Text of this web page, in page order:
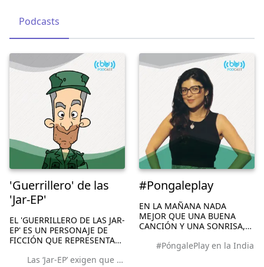
Podcasts
'Guerrillero' de las
'Jar-EP'
EL 'GUERRILLERO DE LAS JAR-
EP' ES UN PERSONAJE DE
FICCIÓN QUE REPRESENTA
NEGOCIADORES DE LAS
Las ‘Jar-EP’ exigen que los musculosos no se miren tanto al espejo
#Pongaleplay
EN LA MAÑANA NADA
MEJOR QUE UNA BUENA
CANCIÓN Y UNA SONRISA,
TRAE NOTICIAS AMABLES,
#PóngalePlay en la India